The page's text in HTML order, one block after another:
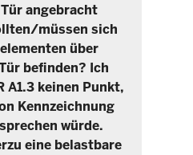
angebracht
müssen sich
über
befinden? Ich
A1.3 keinen Punkt,
Kennzeichnung
würde.
eine belastbare